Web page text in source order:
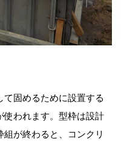
固めるために設置する
使われます。型枠は設計
が終わると、コンクリ